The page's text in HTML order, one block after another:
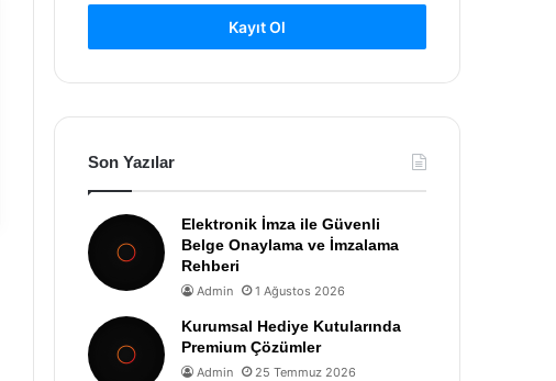
Kayıt Ol
Son Yazılar
Elektronik İmza ile Güvenli
Belge Onaylama ve İmzalama
Rehberi
Admin 1 Ağustos 2026
Kurumsal Hediye Kutularında
Premium Çözümler
Admin 25 Temmuz 2026